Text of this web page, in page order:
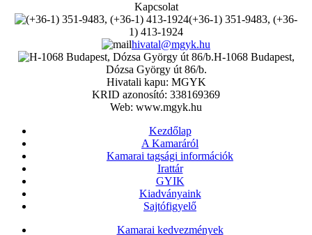
Kapcsolat
(+36-1) 351-9483, (+36-
1) 413-1924
hivatal@mgyk.hu
H-1068 Budapest,
Dózsa György út 86/b.
Hivatali kapu: MGYK
KRID azonosító: 338169369
Web: www.mgyk.hu
Kezdőlap
A Kamaráról
Kamarai tagsági információk
Irattár
GYIK
Kiadványaink
Sajtófigyelő
Kamarai kedvezmények